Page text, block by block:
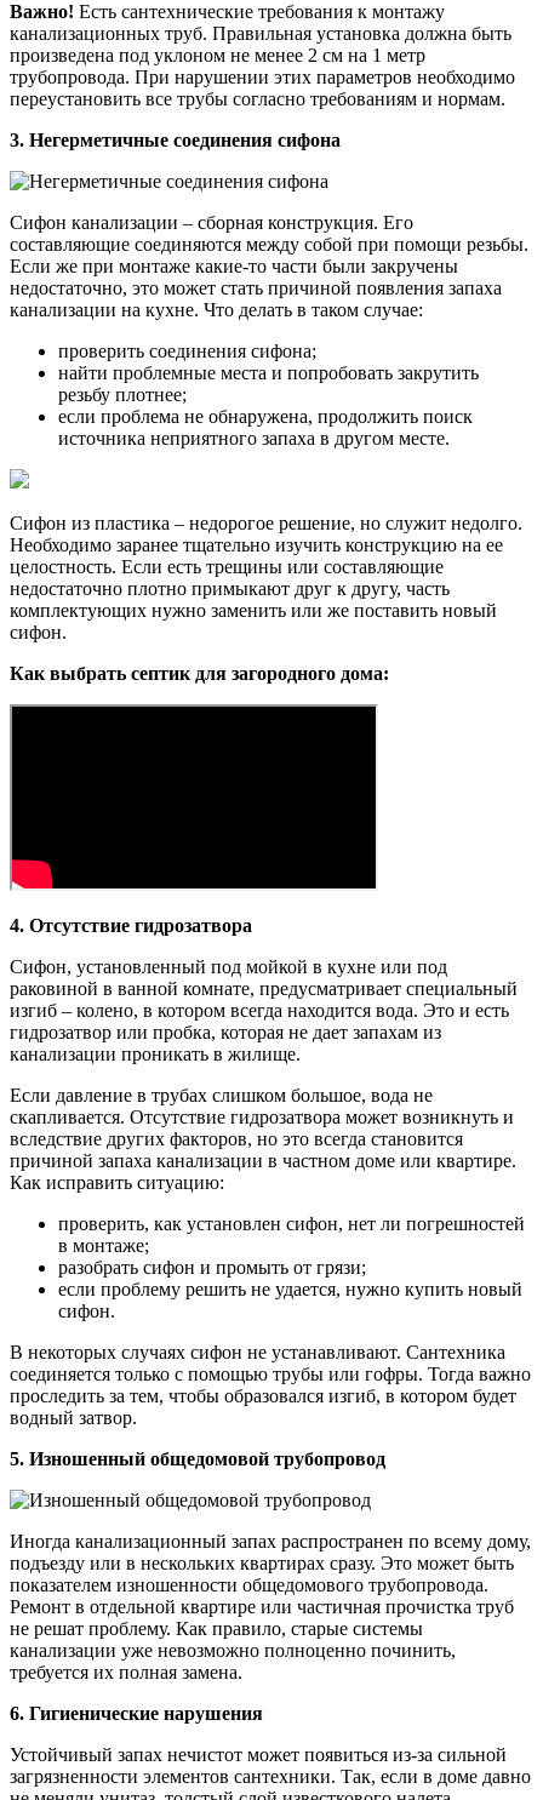
Важно! Есть сантехнические требования к монтажу
канализационных труб. Правильная установка должна быть
произведена под уклоном не менее 2 см на 1 метр
трубопровода. При нарушении этих параметров необходимо
переустановить все трубы согласно требованиям и нормам.
3. Негерметичные соединения сифона
Сифон канализации – сборная конструкция. Его
составляющие соединяются между собой при помощи резьбы.
Если же при монтаже какие-то части были закручены
недостаточно, это может стать причиной появления запаха
канализации на кухне. Что делать в таком случае:
проверить соединения сифона;
найти проблемные места и попробовать закрутить
резьбу плотнее;
если проблема не обнаружена, продолжить поиск
источника неприятного запаха в другом месте.
Сифон из пластика – недорогое решение, но служит недолго.
Необходимо заранее тщательно изучить конструкцию на ее
целостность. Если есть трещины или составляющие
недостаточно плотно примыкают друг к другу, часть
комплектующих нужно заменить или же поставить новый
сифон.
Как выбрать септик для загородного дома:
4. Отсутствие гидрозатвора
Сифон, установленный под мойкой в кухне или под
раковиной в ванной комнате, предусматривает специальный
изгиб – колено, в котором всегда находится вода. Это и есть
гидрозатвор или пробка, которая не дает запахам из
канализации проникать в жилище.
Если давление в трубах слишком большое, вода не
скапливается. Отсутствие гидрозатвора может возникнуть и
вследствие других факторов, но это всегда становится
причиной запаха канализации в частном доме или квартире.
Как исправить ситуацию:
проверить, как установлен сифон, нет ли погрешностей
в монтаже;
разобрать сифон и промыть от грязи;
если проблему решить не удается, нужно купить новый
сифон.
В некоторых случаях сифон не устанавливают. Сантехника
соединяется только с помощью трубы или гофры. Тогда важно
проследить за тем, чтобы образовался изгиб, в котором будет
водный затвор.
5. Изношенный общедомовой трубопровод
Иногда канализационный запах распространен по всему дому,
подъезду или в нескольких квартирах сразу. Это может быть
показателем изношенности общедомового трубопровода.
Ремонт в отдельной квартире или частичная прочистка труб
не решат проблему. Как правило, старые системы
канализации уже невозможно полноценно починить,
требуется их полная замена.
6. Гигиенические нарушения
Устойчивый запах нечистот может появиться из-за сильной
загрязненности элементов сантехники. Так, если в доме давно